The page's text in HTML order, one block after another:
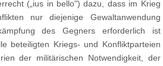
(„ius in bello") dazu, dass im Krieg
nur diejenige Gewaltanwendung
des Gegners erforderlich ist
beteiligten Kriegs- und Konfliktparteien
der militärischen Notwendigkeit, der